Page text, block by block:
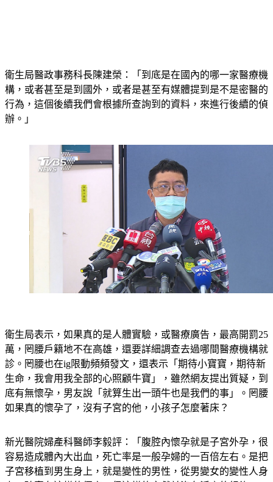
構，或者甚至是到國外，或者是甚至有媒體提到是不是密醫的
行為，這個後續我們會根據所查詢到的資料，來進行後續的偵
辦。」
萬，罔腰戶籍地不在高雄，還要詳細調查去過哪間醫療機構就
診。罔腰也在ig限動頻頻發文，還表示「期待小寶寶，期待新
生命，我會用我全部的心照顧牛寶」，雖然網友提出質疑，到
底有無懷孕，男友說「就算生出一頭牛也是我們的事」。罔腰
如果真的懷孕了，沒有子宮的他，小孩子怎麼著床？
容易造成體內大出血，死亡率是一般孕婦的一百倍左右。是把
子宮移植到男生身上，就是變性的男性，從男變女的變性人身
上，確實有這樣的個案，但這樣的文獻並沒有活產的紀錄。」